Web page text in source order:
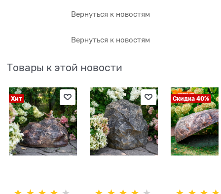
Вернуться к новостям
Вернуться к новостям
Товары к этой новости
Хит Скидка 40%